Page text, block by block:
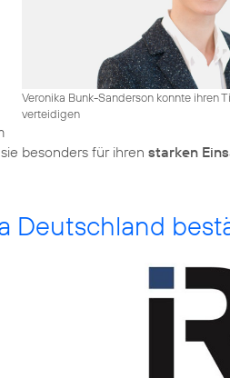
Veronika Bunk-Sanderson konnte ihren
verteidigen
besonders für ihren starken
Deutschland